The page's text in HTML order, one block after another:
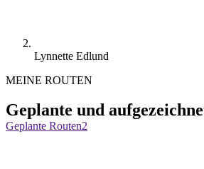
Lynnette Edlund
MEINE ROUTEN
Geplante und
Geplante Routen2